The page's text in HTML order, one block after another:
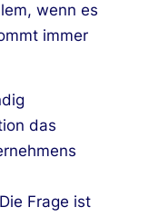
wenn es
immer
das
Frage ist